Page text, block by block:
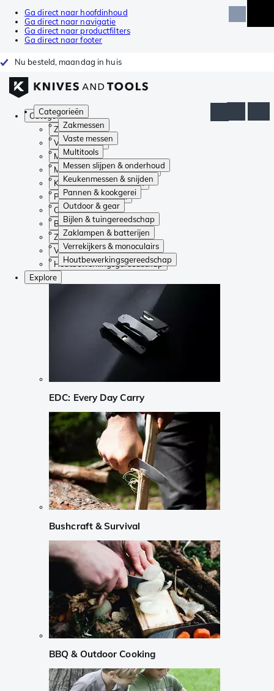
Ga direct naar hoofdinhoud
Ga direct naar navigatie
Ga direct naar productfilters
Ga direct naar footer
Nu besteld, maandag in huis
Categorieën
Zakmessen
Vaste messen
Multitools
Messen slijpen & onderhoud
Keukenmessen & snijden
Pannen & kookgerei
Outdoor & gear
Bijlen & tuingereedschap
Zaklampen & batterijen
Verrekijkers & monoculairs
Houtbewerkingsgereedschap
Categorieën
Zakmessen
Vaste messen
Multitools
Messen slijpen & onderhoud
Keukenmessen & snijden
Pannen & kookgerei
Outdoor & gear
Bijlen & tuingereedschap
Zaklampen & batterijen
Verrekijkers & monoculairs
Houtbewerkingsgereedschap
Explore
EDC: Every Day Carry
Bushcraft & Survival
BBQ & Outdoor Cooking